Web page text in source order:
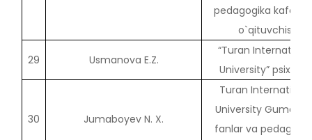
pedagogika
o`qituvchisi
29 Usmanova E.Z.
“Turan
University”
30 Jumaboyev N. X.
Turan International
University
fanlar va